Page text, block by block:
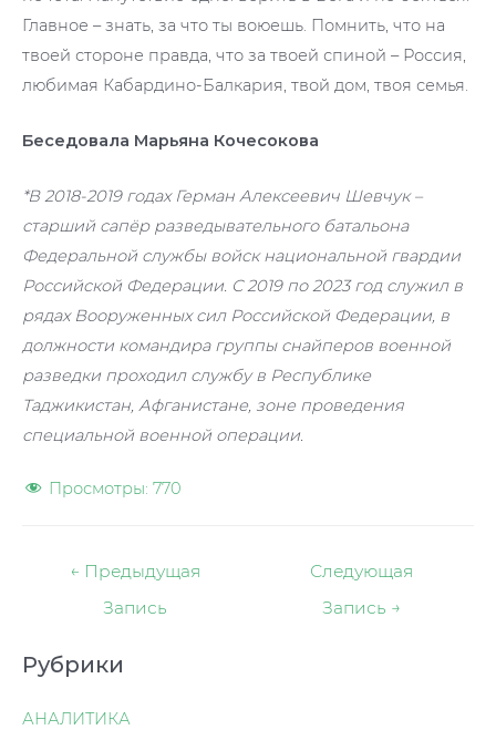
Главное – знать, за что ты воюешь. Помнить, что на
твоей стороне правда, что за твоей спиной – Россия,
любимая Кабардино-Балкария, твой дом, твоя семья.
Беседовала Марьяна Кочесокова
*В 2018-2019 годах Герман Алексеевич Шевчук –
старший сапёр разведывательного батальона
Федеральной службы войск национальной гвардии
Российской Федерации. С 2019 по 2023 год служил в
рядах Вооруженных сил Российской Федерации, в
должности командира группы снайперов военной
разведки проходил службу в Республике
Таджикистан, Афганистане, зоне проведения
специальной военной операции.
Просмотры: 770
Навигация
← Предыдущая
Запись
Следующая
Запись →
Рубрики
АНАЛИТИКА